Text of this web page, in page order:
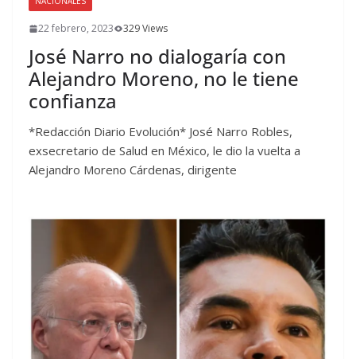
22 febrero, 2023 329 Views
José Narro no dialogaría con
Alejandro Moreno, no le tiene
confianza
*Redacción Diario Evolución* José Narro Robles,
exsecretario de Salud en México, le dio la vuelta a
Alejandro Moreno Cárdenas, dirigente